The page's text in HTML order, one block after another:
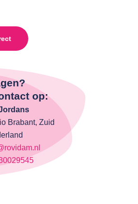
op:
Brabant, Zuid